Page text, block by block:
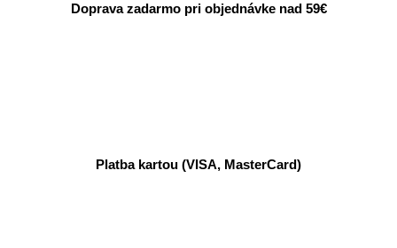
Doprava zadarmo pri objednávke nad 59€
Platba kartou (VISA, MasterCard)